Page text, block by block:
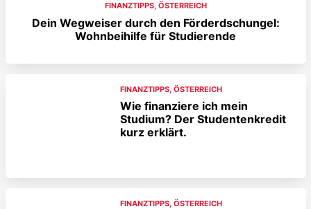
FINANZTIPPS, ÖSTERREICH
Dein Wegweiser durch den Förderdschungel:
Wohnbeihilfe für Studierende
FINANZTIPPS, ÖSTERREICH
Wie finanziere ich mein
Studium? Der Studentenkredit
kurz erklärt.
FINANZTIPPS, ÖSTERREICH